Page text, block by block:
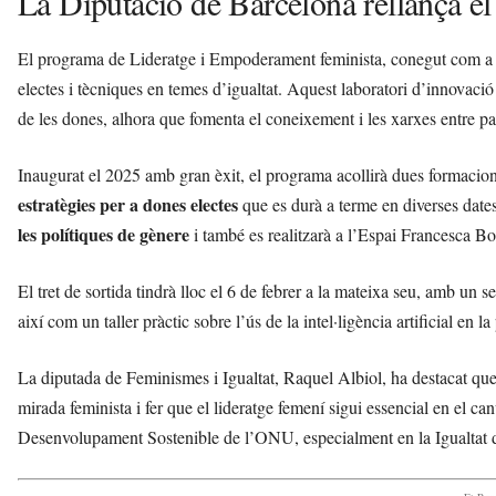
El programa de Lideratge i Empoderament feminista, conegut com a
electes i tècniques en temes d’igualtat. Aquest laboratori
de les dones, alhora que fomenta el coneixement i les xarxes entre
Inaugurat el 2025 amb gran èxit, el programa acollirà dues
estratègies per a dones electesque es durà a terme en diverses
les polítiques de gènerei també es realitzarà a l’Espai Francesca
El tret de sortida tindrà lloc el 6 de febrer a la mateixa seu, amb un
així com un taller pràctic sobre l’ús de la intel·ligència artificial en
La diputada de Feminismes i Igualtat, Raquel Albiol, ha destacat
mirada feminista i fer que el lideratge femení sigui essencial en el
Desenvolupament Sostenible de l’ONU, especialment en la Igualtat